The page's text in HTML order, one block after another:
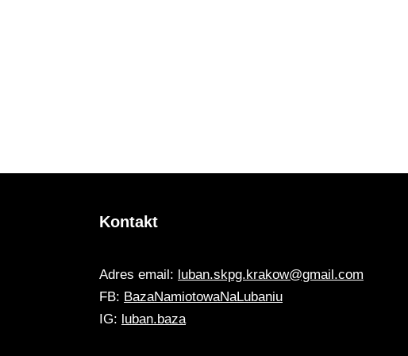
Kontakt
Adres email: luban.skpg.krakow@gmail.com
FB: BazaNamiotowaNaLubaniu
IG: luban.baza